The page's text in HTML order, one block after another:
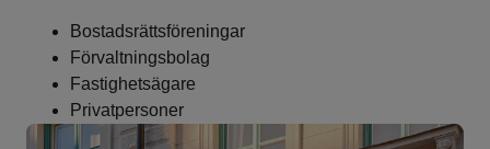
Bostadsrättsföreningar
Förvaltningsbolag
Fastighetsägare
Privatpersoner